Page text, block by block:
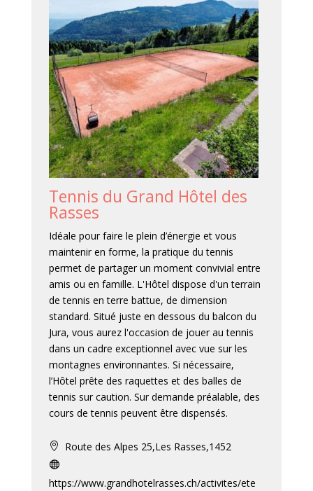
Tennis du Grand Hôtel des
Rasses
Idéale pour faire le plein d’énergie et vous
maintenir en forme, la pratique du tennis
permet de partager un moment convivial entre
amis ou en famille. L'Hôtel dispose d'un terrain
de tennis en terre battue, de dimension
standard. Situé juste en dessous du balcon du
Jura, vous aurez l'occasion de jouer au tennis
dans un cadre exceptionnel avec vue sur les
montagnes environnantes. Si nécessaire,
l’Hôtel prête des raquettes et des balles de
tennis sur caution. Sur demande préalable, des
cours de tennis peuvent être dispensés.
 Route des Alpes 25,Les Rasses,1452

https://www.grandhotelrasses.ch/activites/ete